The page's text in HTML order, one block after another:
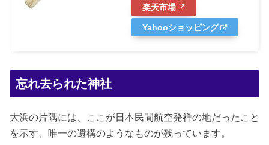
楽天市場
Yahooショッピング
忘れ去られた神社
大浜の片隅には、ここが日本民間航空発祥の地だったこと
を示す、唯一の遺構のようなものが残っています。